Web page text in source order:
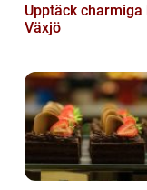
Upptäck charmiga
Växjö